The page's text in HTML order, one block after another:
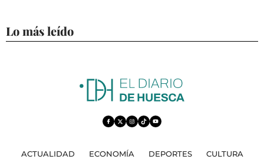
Lo más leído
ACTUALIDAD ECONOMÍA DEPORTES
CULTURA